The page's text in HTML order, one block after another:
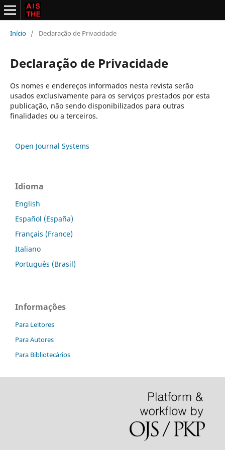
Início / Declaração de Privacidade
Declaração de Privacidade
Os nomes e endereços informados nesta revista serão
usados exclusivamente para os serviços prestados por esta
publicação, não sendo disponibilizados para outras
finalidades ou a terceiros.
Open Journal Systems
Idioma
English
Español (España)
Français (France)
Italiano
Português (Brasil)
Informações
Para Leitores
Para Autores
Para Bibliotecários